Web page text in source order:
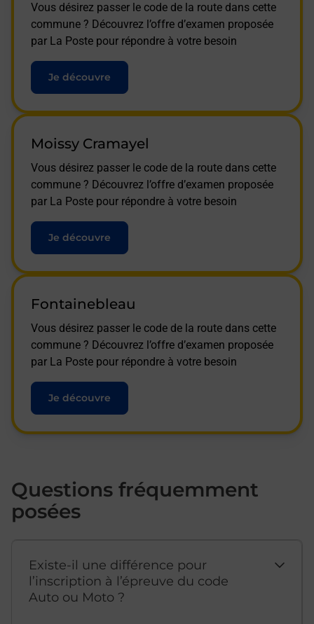
Vous désirez passer le code de la route dans cette
commune ? Découvrez l’offre d’examen proposée
par La Poste pour répondre à votre besoin
Je découvre
Moissy Cramayel
Vous désirez passer le code de la route dans cette
commune ? Découvrez l’offre d’examen proposée
par La Poste pour répondre à votre besoin
Je découvre
Fontainebleau
Vous désirez passer le code de la route dans cette
commune ? Découvrez l’offre d’examen proposée
par La Poste pour répondre à votre besoin
Je découvre
Questions fréquemment
posées
Existe-il une différence pour
l’inscription à l’épreuve du code
Auto ou Moto ?